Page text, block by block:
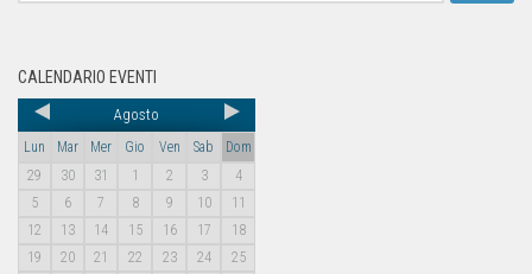
CALENDARIO EVENTI
Agosto
Lun Mar Mer Gio Ven Sab
Dom
29
30 31 1 2 3
4
5
6 7 8 9 10
11
12
13 14 15 16 17
18
19
20 21 22 23 24
25